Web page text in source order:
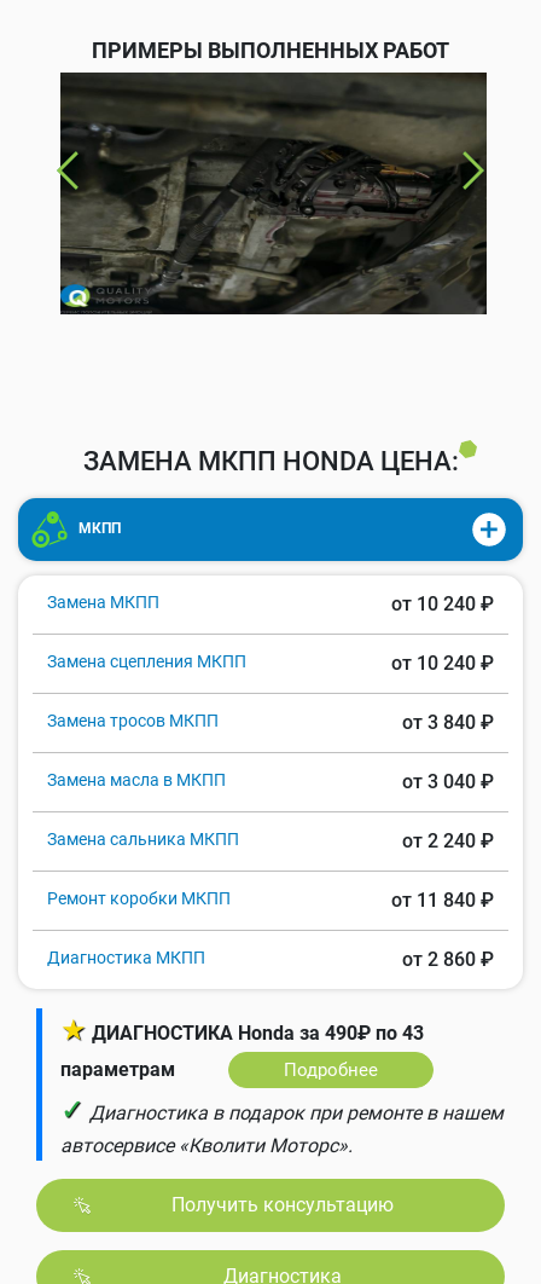
ПРИМЕРЫ ВЫПОЛНЕННЫХ РАБОТ
ЗАМЕНА МКПП HONDA ЦЕНА:
МКПП
Замена МКПП от 10 240 ₽
Замена сцепления МКПП от 10 240 ₽
Замена тросов МКПП от 3 840 ₽
Замена масла в МКПП от 3 040 ₽
Замена сальника МКПП от 2 240 ₽
Ремонт коробки МКПП от 11 840 ₽
Диагностика МКПП от 2 860 ₽
★ ДИАГНОСТИКА Honda за 490₽ по 43
параметрам
Подробнее
✓ Диагностика в подарок при ремонте в нашем
автосервисе «Кволити Моторс».
Получить консультацию
Диагностика